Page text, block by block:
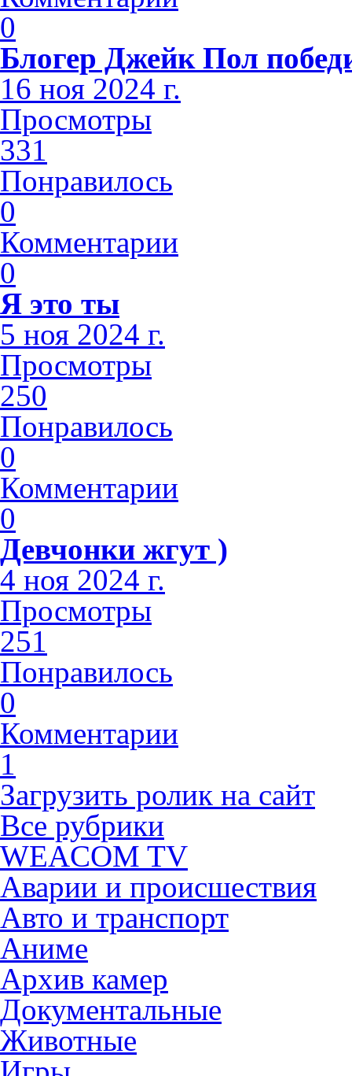
0
Блогер Джейк Пол
16 ноя 2024 г.
Просмотры
331
Понравилось
0
Комментарии
0
Я это ты
5 ноя 2024 г.
Просмотры
250
Понравилось
0
Комментарии
0
Девчонки жгут )
4 ноя 2024 г.
Просмотры
251
Понравилось
0
Комментарии
1
Загрузить ролик на сайт
Все рубрики
WEACOM TV
Аварии и происшествия
Авто и транспорт
Аниме
Архив камер
Документальные
Животные